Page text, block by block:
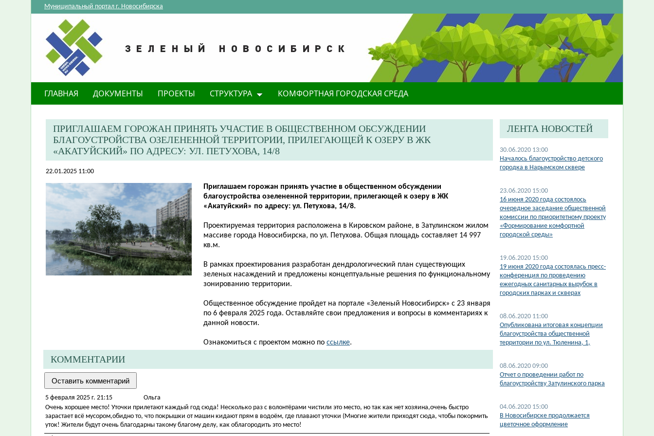
Муниципальный портал г. Новосибирска
ГЛАВНАЯ ДОКУМЕНТЫ ПРОЕКТЫ СТРУКТУРА КОМФОРТНАЯ ГОРОДСКАЯ СРЕДА
ПРИГЛАШАЕМ ГОРОЖАН ПРИНЯТЬ УЧАСТИЕ В ОБЩЕСТВЕННОМ ОБСУЖДЕНИИ
БЛАГОУСТРОЙСТВА ОЗЕЛЕНЕННОЙ ТЕРРИТОРИИ, ПРИЛЕГАЮЩЕЙ К ОЗЕРУ В ЖК
«АКАТУЙСКИЙ» ПО АДРЕСУ: УЛ. ПЕТУХОВА, 14/8
22.01.2025 11:00
Приглашаем горожан принять участие в общественном обсуждении
благоустройства озелененной территории, прилегающей к озеру в ЖК
«Акатуйский» по адресу: ул. Петухова, 14/8.
Проектируемая территория расположена в Кировском районе, в Затулинском жилом
массиве города Новосибирска, по ул. Петухова. Общая площадь составляет 14 997
кв.м.
В рамках проектирования разработан дендрологический план существующих
зеленых насаждений и предложены концептуальные решения по функциональному
зонированию территории.
Общественное обсуждение пройдет на портале «Зеленый Новосибирск» с 23 января
по 6 февраля 2025 года. Оставляйте свои предложения и вопросы в комментариях к
данной новости.
Ознакомиться с проектом можно по ссылке.
КОММЕНТАРИИ
5 февраля 2025 г. 21:15
Ольга
Очень хорошее место! Уточки прилетают каждый год сюда! Несколько раз с волонтёрами чистили это место, но так как нет хозяина,очень быстро
зарастает всё мусором,обидно то, что покрышки от машин кидают прям в водоём, где плавают уточки (Многие жители приходят сюда, чтобы покормить
уток! Жители будут очень благодарны такому благому делу, как облагородить это место!
ЛЕНТА НОВОСТЕЙ
30.06.2020 13:00
Началось благоустройство детского
городка в Нарымском сквере
23.06.2020 15:00
​16 июня 2020 года состоялось
очередное заседание общественной
комиссии по приоритетному проекту
«Формирование комфортной
городской среды»
19.06.2020 15:00
19 июня 2020 года состоялась пресс-
конференция по проведению
ежегодных санитарных вырубок в
городских парках и скверах
08.06.2020 11:00
Опубликована итоговая концепции
благоустройства общественной
территории по ул. Тюленина, 1,
08.06.2020 09:00
Отчет о проведении работ по
благоустройству Затулинского парка
04.06.2020 15:00
В Новосибирске продолжается
цветочное оформление